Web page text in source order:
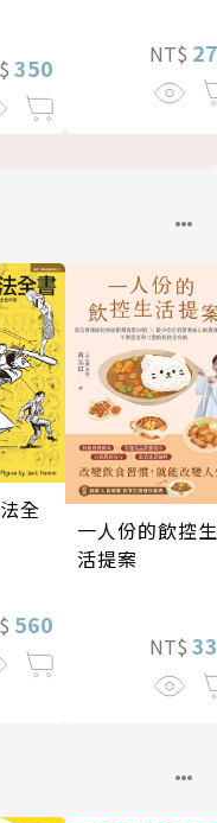
350 NT$
全
560
一人份的飲控生
活提案
NT$